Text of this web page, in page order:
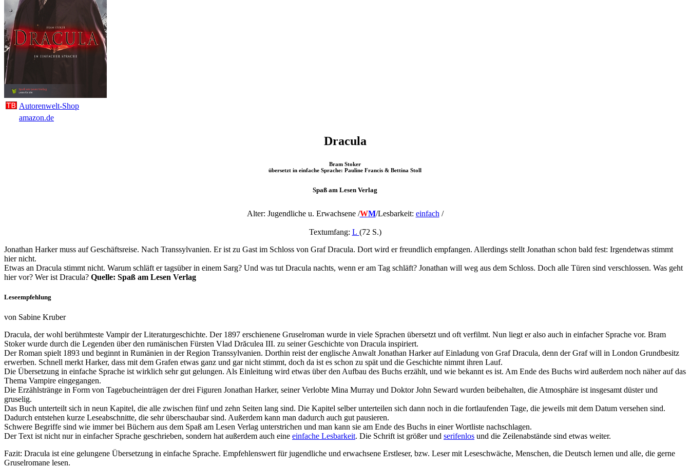
Autorenwelt-Shop
amazon.de
Dracula
Bram Stoker
übersetzt in einfache Sprache: Pauline Francis & Bettina Stoll
Spaß am Lesen Verlag
Alter: Jugendliche u. Erwachsene /WM/Lesbarkeit: einfach /
Textumfang: L (72 S.)
Jonathan Harker muss auf Geschäftsreise. Nach Transsylvanien. Er ist zu Gast im Schloss von Graf Dracula. Dort wird er freundlich empfangen. Allerdings stellt Jonathan schon bald fest: Irgendetwas stimmt
hier nicht.
Etwas an Dracula stimmt nicht. Warum schläft er tagsüber in einem Sarg? Und was tut Dracula nachts, wenn er am Tag schläft? Jonathan will weg aus dem Schloss. Doch alle Türen sind verschlossen. Was geht
hier vor? Wer ist Dracula? Quelle: Spaß am Lesen Verlag
Leseempfehlung
von Sabine Kruber
Dracula, der wohl berühmteste Vampir der Literaturgeschichte. Der 1897 erschienene Gruselroman wurde in viele Sprachen übersetzt und oft verfilmt. Nun liegt er also auch in einfacher Sprache vor. Bram
Stoker wurde durch die Legenden über den rumänischen Fürsten Vlad Drăculea III. zu seiner Geschichte von Dracula inspiriert.
Der Roman spielt 1893 und beginnt in Rumänien in der Region Transsylvanien. Dorthin reist der englische Anwalt Jonathan Harker auf Einladung von Graf Dracula, denn der Graf will in London Grundbesitz
erwerben. Schnell merkt Harker, dass mit dem Grafen etwas ganz und gar nicht stimmt, doch da ist es schon zu spät und die Geschichte nimmt ihren Lauf.
Die Übersetzung in einfache Sprache ist wirklich sehr gut gelungen. Als Einleitung wird etwas über den Aufbau des Buchs erzählt, und wie bekannt es ist. Am Ende des Buchs wird außerdem noch näher auf das
Thema Vampire eingegangen.
Die Erzählstränge in Form von Tagebucheinträgen der drei Figuren Jonathan Harker, seiner Verlobte Mina Murray und Doktor John Seward wurden beibehalten, die Atmosphäre ist insgesamt düster und
gruselig.
Das Buch unterteilt sich in neun Kapitel, die alle zwischen fünf und zehn Seiten lang sind. Die Kapitel selber unterteilen sich dann noch in die fortlaufenden Tage, die jeweils mit dem Datum versehen sind.
Dadurch entstehen kurze Leseabschnitte, die sehr überschaubar sind. Außerdem kann man dadurch auch gut pausieren.
Schwere Begriffe sind wie immer bei Büchern aus dem Spaß am Lesen Verlag unterstrichen und man kann sie am Ende des Buchs in einer Wortliste nachschlagen.
Der Text ist nicht nur in einfacher Sprache geschrieben, sondern hat außerdem auch eine einfache Lesbarkeit. Die Schrift ist größer und serifenlos und die Zeilenabstände sind etwas weiter.
Fazit: Dracula ist eine gelungene Übersetzung in einfache Sprache. Empfehlenswert für jugendliche und erwachsene Erstleser, bzw. Leser mit Leseschwäche, Menschen, die Deutsch lernen und alle, die gerne
Gruselromane lesen.